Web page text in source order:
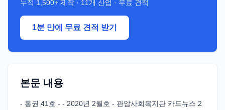
누적 1,500+ 제작 · 11 개 산업 · 무료 견적
1분 만에 무료 견적 받기
본문 내용
- 통권 41호 - - 2020년 2월호 - 판암사회복지관 카드뉴스 2